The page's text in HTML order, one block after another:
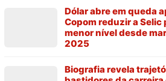
Dólar abre em queda
Copom reduzir a Selic
menor nível desde
2025
Biografia revela